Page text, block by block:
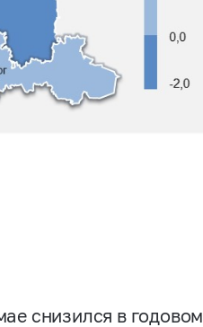
снизился в годовом